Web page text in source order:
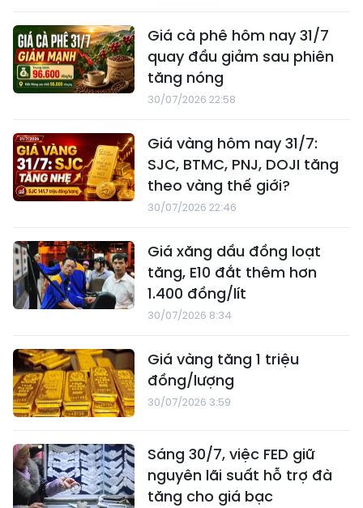
Giá cà phê hôm nay 31/7
quay đầu giảm sau phiên
tăng nóng
30/07/2026 22:58
Giá vàng hôm nay 31/7:
SJC, BTMC, PNJ, DOJI tăng
theo vàng thế giới?
30/07/2026 22:46
Giá xăng dầu đồng loạt
tăng, E10 đắt thêm hơn
1.400 đồng/lít
30/07/2026 8:34
Giá vàng tăng 1 triệu
đồng/lượng
30/07/2026 3:59
Sáng 30/7, việc FED giữ
nguyên lãi suất hỗ trợ đà
tăng cho giá bạc